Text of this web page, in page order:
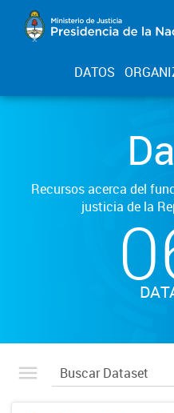
DATOS
Recursos acerca del
justicia de la